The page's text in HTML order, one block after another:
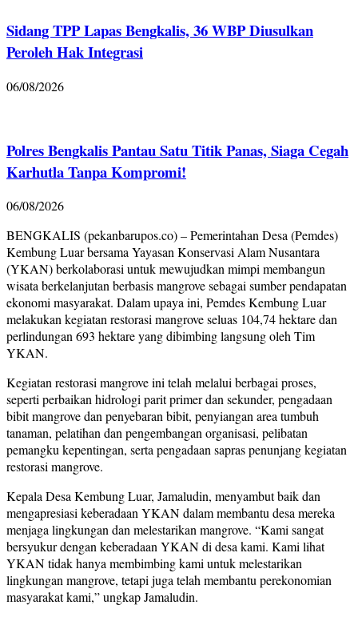
Sidang TPP Lapas Bengkalis, 36 WBP Diusulkan
Peroleh Hak Integrasi
06/08/2026
Polres Bengkalis Pantau Satu Titik Panas, Siaga Cegah
Karhutla Tanpa Kompromi!
06/08/2026
BENGKALIS (pekanbarupos.co) – Pemerintahan Desa (Pemdes)
Kembung Luar bersama Yayasan Konservasi Alam Nusantara
(YKAN) berkolaborasi untuk mewujudkan mimpi membangun
wisata berkelanjutan berbasis mangrove sebagai sumber pendapatan
ekonomi masyarakat. Dalam upaya ini, Pemdes Kembung Luar
melakukan kegiatan restorasi mangrove seluas 104,74 hektare dan
perlindungan 693 hektare yang dibimbing langsung oleh Tim
YKAN.
Kegiatan restorasi mangrove ini telah melalui berbagai proses,
seperti perbaikan hidrologi parit primer dan sekunder, pengadaan
bibit mangrove dan penyebaran bibit, penyiangan area tumbuh
tanaman, pelatihan dan pengembangan organisasi, pelibatan
pemangku kepentingan, serta pengadaan sapras penunjang kegiatan
restorasi mangrove.
Kepala Desa Kembung Luar, Jamaludin, menyambut baik dan
mengapresiasi keberadaan YKAN dalam membantu desa mereka
menjaga lingkungan dan melestarikan mangrove. “Kami sangat
bersyukur dengan keberadaan YKAN di desa kami. Kami lihat
YKAN tidak hanya membimbing kami untuk melestarikan
lingkungan mangrove, tetapi juga telah membantu perekonomian
masyarakat kami,” ungkap Jamaludin.